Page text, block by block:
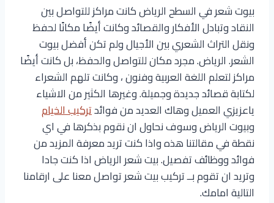
بيوت شعر في السطح الرياض كانت مراكز للتواصل بين
النقاد وتبادل الأفكار والقصائد وكانت أيضًا مكانًا لحفظ
ونقل التراث الشعري بين الأجيال ولم تكن أفضل بيوت
الشعر. الرياض. مجرد مكان للتواصل والحفظ، بل كانت أيضًا
مراكز لتعلم اللغة العربية وفنون ، وكانت تلهم الشعراء
لكتابة قصائد جديدة وجميلة. وغيرها الكثير من الاشياء
ياعزيزي العميل وهاك العديد من فوائدتركيب الخيام
وبيوت الرياض وسوف نحاول ان نقوم بذكرها في اي
نقطة في مقالتنا هذه واذا كنت تريد معرفة المزيد من
فوائد ووظائف تفصيل. بيت شعر الرياض اذا كنت جادا
وتريد ان تقوم بــ تركيب بيت شعر تواصل معنا على ارقامنا
التالية امامك.